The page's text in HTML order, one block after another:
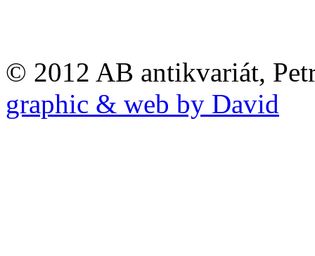
© 2012 AB antikvariát,
graphic & web by David